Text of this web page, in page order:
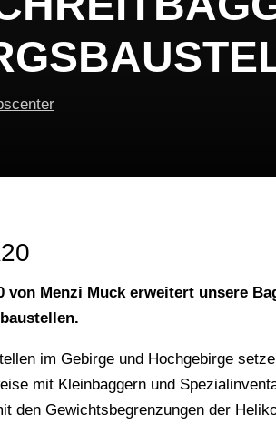
von Menzi Muck erweitert unsere
im Gebirge und Hochgebirge
mit Kleinbaggern und
den Gewichtsbegrenzungen der